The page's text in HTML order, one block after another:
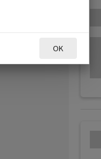
OK